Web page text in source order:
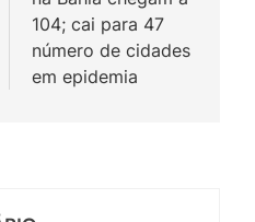
104; cai para 47
número de cidades
em epidemia